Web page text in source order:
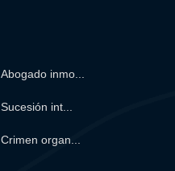
Abogado inmo...
Sucesión int...
Crimen organ...